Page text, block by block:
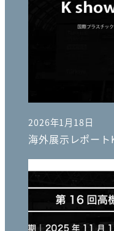
海外展示レポー
投稿日
2026年1月18日